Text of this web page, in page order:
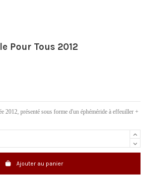
Pour Tous 2012
2012, présenté sous forme d'un éphéméride à effeuiller +
Ajouter au panier